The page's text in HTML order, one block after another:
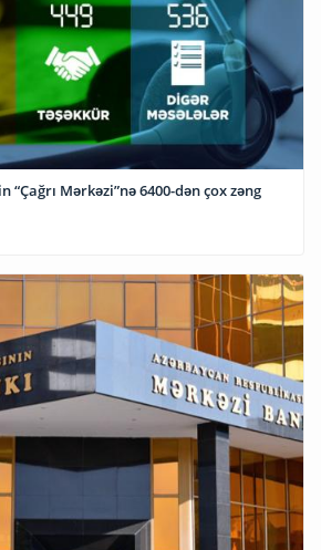
Mərkəzi”nə 6400-dən çox zəng